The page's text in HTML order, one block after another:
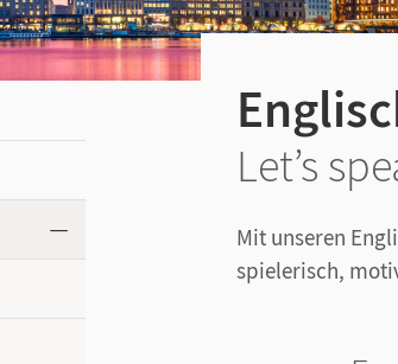
Let’s
Mit unseren
spielerisch,